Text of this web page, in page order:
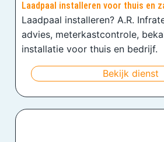
Laadpaal installeren voor thuis en
Laadpaal installeren? A.R.
advies, meterkastcontrole,
installatie voor thuis en bedrijf.
Bekijk dienst